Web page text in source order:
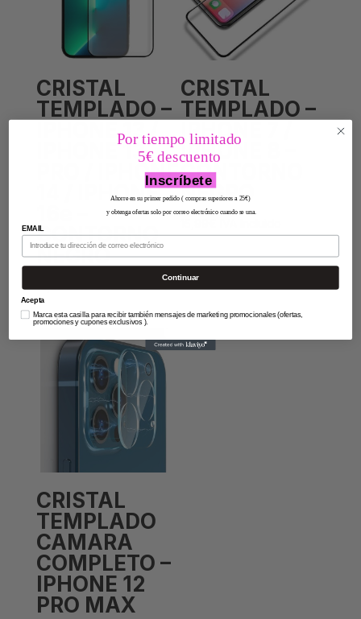
CRISTAL
TEMPLADO –
IPHONE 13 /
IPHONE 13
PRO / IPHONE
14 / IPHONE
CONTORNO
NEGRO
15,99€ IVA Incluido
CRISTAL
TEMPLADO –
IPHONE 7 /
IPHONE 8 –
CONTORNO
NEGRO
CRISTAL
TEMPLADO
CAMARA
COMPLETO –
IPHONE 12
PRO MAX
Por tiempo limitado
5€ descuento
Inscríbete
Ahorre en su primer pedido ( compras superiores a 25€)
y obtenga ofertas solo por correo electrónico cuando se una.
EMAIL
Continuar
Acepta
Marca esta casilla para recibir también mensajes de marketing promocionales (ofertas,
promociones y cupones exclusivos ).